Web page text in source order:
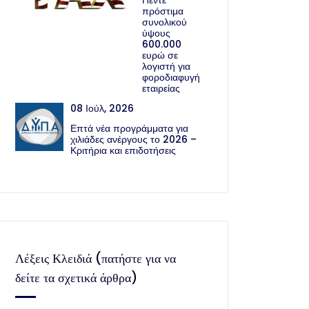
πρόστιμα
συνολικού
ύψους
600.000
ευρώ σε
λογιστή για
φοροδιαφυγή
εταιρείας
08 Ιούλ, 2026
Επτά νέα προγράμματα για
χιλιάδες ανέργους το 2026 –
Κριτήρια και επιδοτήσεις
Λέξεις Κλειδιά (πατήστε για να
δείτε τα σχετικά άρθρα)